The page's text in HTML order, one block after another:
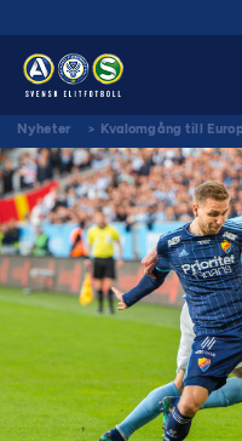
Nyheter > Kvalomgång till